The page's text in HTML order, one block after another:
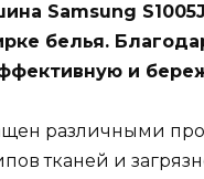
Samsung
белья.
и
различными
тканей и